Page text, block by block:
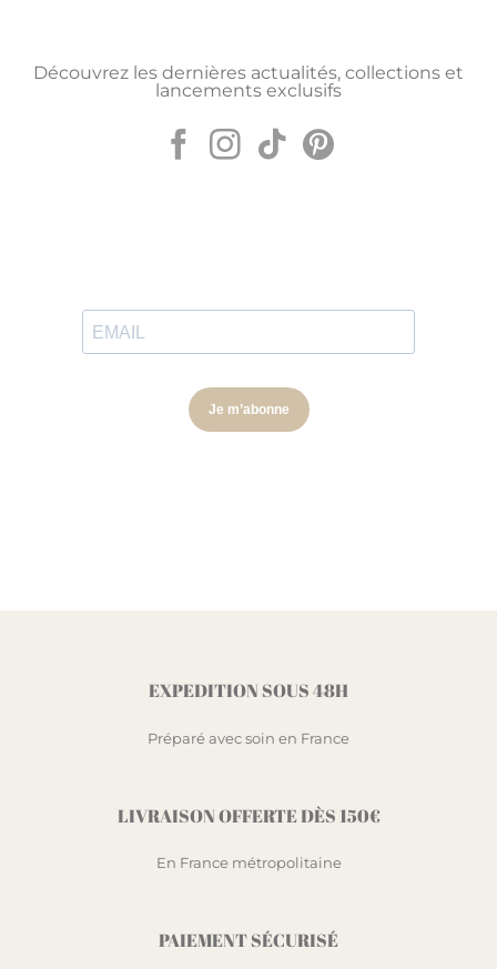
Découvrez les dernières actualités, collections et
lancements exclusifs
EXPEDITION SOUS 48H
Préparé avec soin en France
LIVRAISON OFFERTE DÈS 150€
En France métropolitaine
PAIEMENT SÉCURISÉ